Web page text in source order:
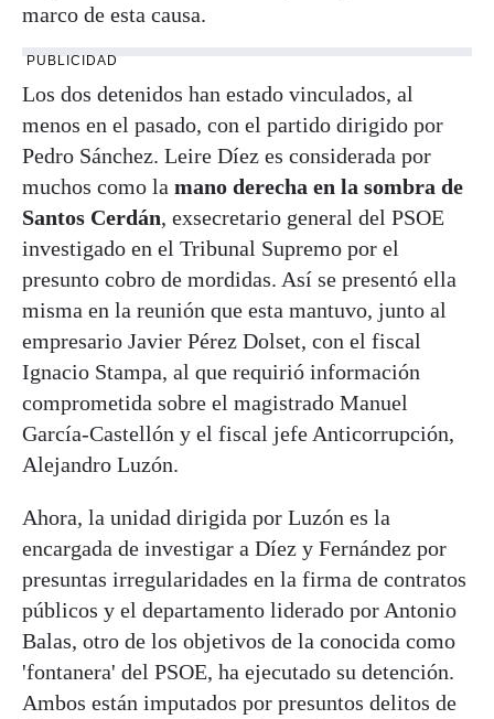
marco de esta causa.
PUBLICIDAD
Los dos detenidos han estado vinculados, al
menos en el pasado, con el partido dirigido por
Pedro Sánchez. Leire Díez es considerada por
muchos como la mano derecha en la sombra de
Santos Cerdán, exsecretario general del PSOE
investigado en el Tribunal Supremo por el
presunto cobro de mordidas. Así se presentó ella
misma en la reunión que esta mantuvo, junto al
empresario Javier Pérez Dolset, con el fiscal
Ignacio Stampa, al que requirió información
comprometida sobre el magistrado Manuel
García-Castellón y el fiscal jefe Anticorrupción,
Alejandro Luzón.
Ahora, la unidad dirigida por Luzón es la
encargada de investigar a Díez y Fernández por
presuntas irregularidades en la firma de contratos
públicos y el departamento liderado por Antonio
Balas, otro de los objetivos de la conocida como
'fontanera' del PSOE, ha ejecutado su detención.
Ambos están imputados por presuntos delitos de